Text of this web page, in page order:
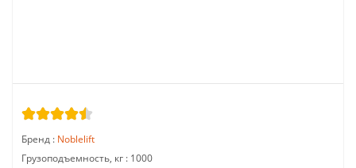
Бренд : Noblelift
Грузоподъемность, кг : 1000